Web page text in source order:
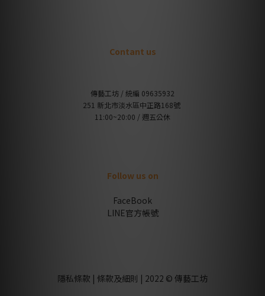
Contant us
傳藝工坊 / 統編 09635932
251 新北市淡水區中正路168號
11:00~20:00 / 週五公休
Follow us on
FaceBook
LINE官方帳號
隱私條款 | 條款及細則 | 2022 © 傳藝工坊